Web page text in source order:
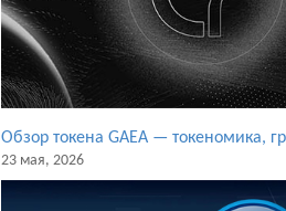
Обзор токена GAEA — токеномика,
23 мая, 2026